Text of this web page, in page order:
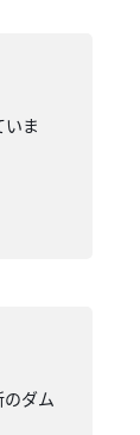
ま
ダム